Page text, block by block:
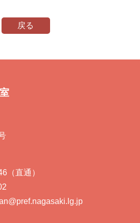
戻る
（直通）